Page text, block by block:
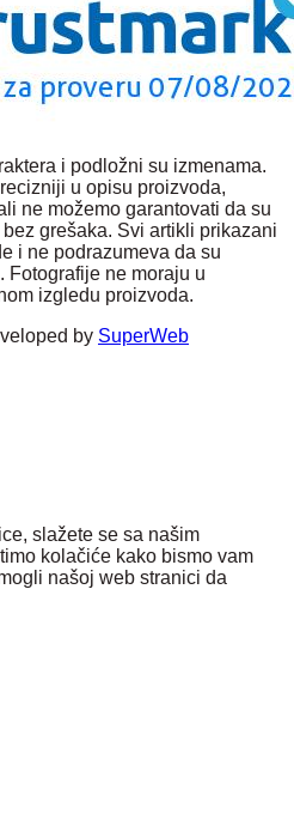
i podložni su izmenama.
u opisu proizvoda,
ne možemo garantovati da su
grešaka. Svi artikli prikazani
i ne podrazumeva da su
Fotografije ne moraju u
izgledu proizvoda.
by SuperWeb
slažete se sa našim
kolačiće kako bismo vam
našoj web stranici da